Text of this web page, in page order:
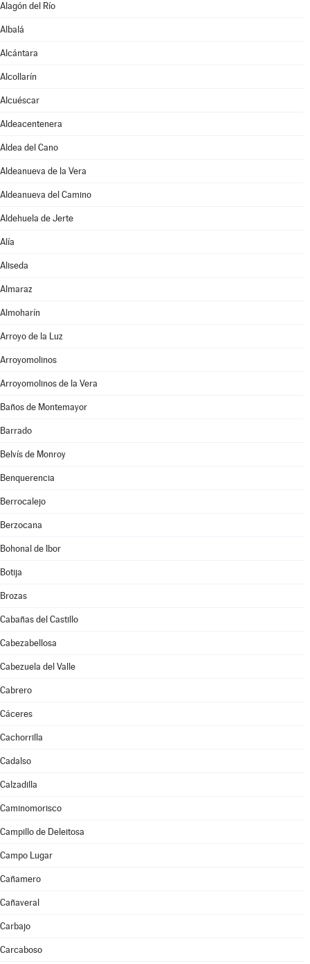
Alagón del Río
Albalá
Alcántara
Alcollarín
Alcuéscar
Aldeacentenera
Aldea del Cano
Aldeanueva de la Vera
Aldeanueva del Camino
Aldehuela de Jerte
Alía
Aliseda
Almaraz
Almoharín
Arroyo de la Luz
Arroyomolinos
Arroyomolinos de la Vera
Baños de Montemayor
Barrado
Belvís de Monroy
Benquerencia
Berrocalejo
Berzocana
Bohonal de Ibor
Botija
Brozas
Cabañas del Castillo
Cabezabellosa
Cabezuela del Valle
Cabrero
Cáceres
Cachorrilla
Cadalso
Calzadilla
Caminomorisco
Campillo de Deleitosa
Campo Lugar
Cañamero
Cañaveral
Carbajo
Carcaboso